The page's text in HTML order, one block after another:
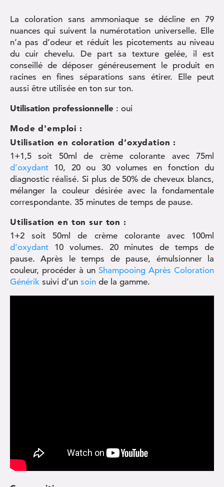
La coloration sans ammoniaque se décline en 79
nuances qui suivent la numérotation universelle. Elle
n’a pas d’odeur et réduit les picotements au niveau
du cuir chevelu. De part sa texture gelée, il est
conseillé de déposer généreusement le produit en
racines en fines séparations sans étirer. Elle peut
aussi être utilisée en ton sur ton.
Utilisation professionnelle : oui
Mode d'emploi :
Utilisation en coloration d’oxydation :
1+1,5 soit 50ml de crème colorante avec 75ml
d’oxydant 10, 20 ou 30 volumes en fonction du
diagnostic réalisé. Si plus de 50% de cheveux blancs,
mélanger la couleur désirée avec la fondamentale
correspondante. 35 minutes de temps de pause.
Utilisation en ton sur ton :
1+2 soit 50ml de crème colorante avec 100ml
d’oxydant 10 volumes. 20 minutes de temps de
pause. Après le temps de pause, émulsionner la
couleur, procéder à un Shampooing Après Coloration
Générik suivi d’un soin de la gamme.